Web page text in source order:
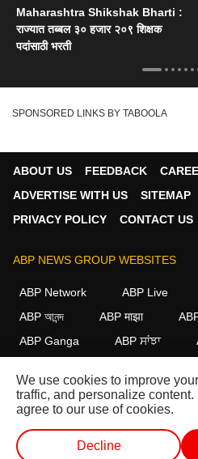
Maharashtra Shikshak Bharti :
राज्यात तब्बल ३० हजार २०९ शिक्षक
पदांसाठी भरती
SPONSORED LINKS BY TABOOLA
ABOUT US FEEDBACK
ADVERTISE WITH US
SITEMAP
PRIVACY POLICY
CONTACT US
ABP NEWS GROUP WEBSITES
ABP Network ABP Live
ABP আনন্দ
ABP माझा
ABP Ganga
ABP ਸਾਂਝਾ
FOLLOW US
This website follows the DNPA
All rights reserved.
We use cookies to improve
traffic, and personalize
agree to our use of cookies.
Decline